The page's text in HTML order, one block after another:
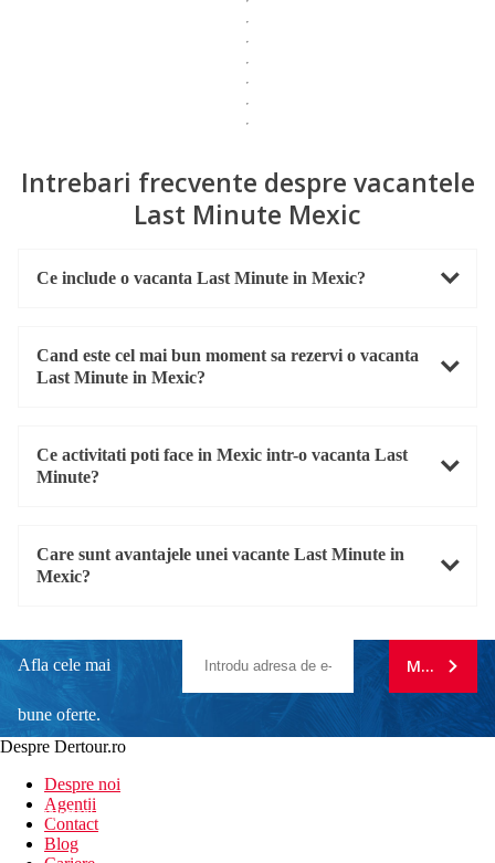
Intrebari frecvente despre vacantele
Last Minute Mexic
Ce include o vacanta Last Minute in Mexic?
Cand este cel mai bun moment sa rezervi o vacanta
Last Minute in Mexic?
Ce activitati poti face in Mexic intr-o vacanta Last
Minute?
Care sunt avantajele unei vacante Last Minute in
Mexic?
Afla cele mai
bune oferte.
newsletter!
MA
Despre Dertour.ro
Despre noi
Agentii
Contact
Blog